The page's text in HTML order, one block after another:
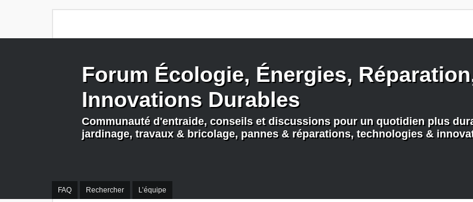
FAQ Rechercher L’équipe
Forum Écologie, Énergies,
Innovations Durables
Communauté d'entraide, conseils et discussions pour un quotidien plus
jardinage, travaux & bricolage, pannes & réparations, technologies &